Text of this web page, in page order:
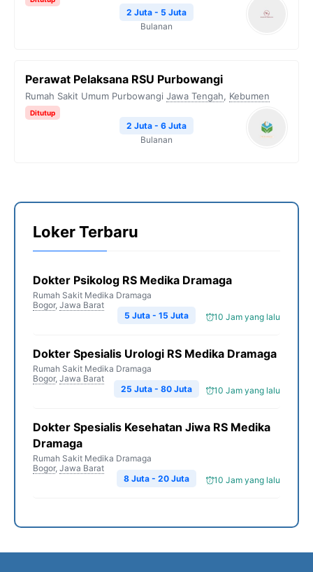
2 Juta - 5 Juta
Bulanan
Perawat Pelaksana RSU Purbowangi
Rumah Sakit Umum Purbowangi Jawa Tengah, Kebumen
Ditutup
2 Juta - 6 Juta
Bulanan
Loker Terbaru
Dokter Psikolog RS Medika Dramaga
Rumah Sakit Medika Dramaga
Bogor, Jawa Barat
10 Jam yang lalu
5 Juta - 15 Juta
Dokter Spesialis Urologi RS Medika Dramaga
Rumah Sakit Medika Dramaga
Bogor, Jawa Barat
10 Jam yang lalu
25 Juta - 80 Juta
Dokter Spesialis Kesehatan Jiwa RS Medika
Dramaga
Rumah Sakit Medika Dramaga
Bogor, Jawa Barat
10 Jam yang lalu
8 Juta - 20 Juta